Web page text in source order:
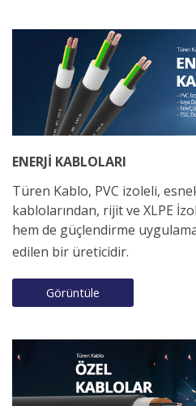
ENERJİ KABLOLARI
Türen Kablo, PVC izoleli,
kablolarından, rijit ve XLPE
hem de güçlendirme
edilen bir üreticidir.
Görüntüle